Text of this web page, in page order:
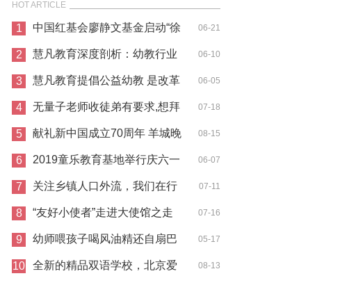
HOT ARTICLE
1 中国红基会廖静文基金启动“徐
悲鸿
06-21
2 慧凡教育深度剖析：幼教行业
与互联
06-10
3 慧凡教育提倡公益幼教 是改革
还是突
06-05
4 无量子老师收徒弟有要求,想拜
无量子
07-18
5 献礼新中国成立70周年 羊城晚
报出版
08-15
6 2019童乐教育基地举行庆六一
开业庆典
06-07
7 关注乡镇人口外流，我们在行
动
07-11
8 “友好小使者”走进大使馆之走
进波
07-16
9 幼师喂孩子喝风油精还自扇巴
掌？涉
05-17
10 全新的精品双语学校，北京爱 08-13